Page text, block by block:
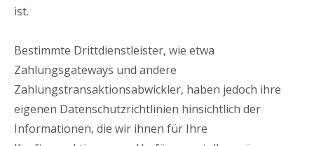
ist.
Bestimmte Drittdienstleister, wie etwa
Zahlungsgateways und andere
Zahlungstransaktionsabwickler, haben jedoch ihre
eigenen Datenschutzrichtlinien hinsichtlich der
Informationen, die wir ihnen für Ihre